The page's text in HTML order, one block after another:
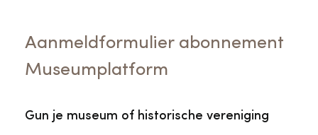
Aanmeldformulier abonnement
Museumplatform
Gun je museum of historische vereniging